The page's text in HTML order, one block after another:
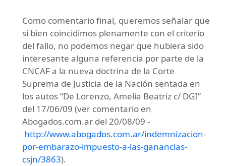
Como comentario final, queremos señalar que
si bien coincidimos plenamente con el criterio
del fallo, no podemos negar que hubiera sido
interesante alguna referencia por parte de la
CNCAF a la nueva doctrina de la Corte
Suprema de Justicia de la Nación sentada en
los autos “De Lorenzo, Amelia Beatriz c/ DGI”
del 17/06/09 (ver comentario en
Abogados.com.ar del 20/08/09 -
http://www.abogados.com.ar/indemnizacion-
por-embarazo-impuesto-a-las-ganancias-
csjn/3863).